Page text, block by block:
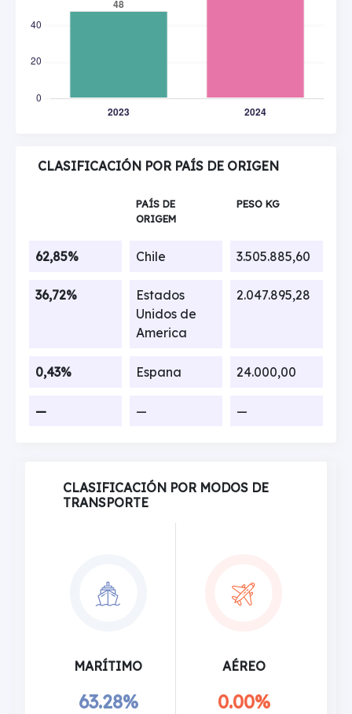
CLASIFICACIÓN POR PAÍS DE ORIGEN
PAÍS DE
ORIGEM
PESO KG
62,85% Chile 3.505.885,60
36,72%
Estados
Unidos de
America
2.047.895,28
0,43% Espana 24.000,00
— — —
CLASIFICACIÓN POR MODOS DE
TRANSPORTE
MARÍTIMO
63.28%
AÉREO
0.00%